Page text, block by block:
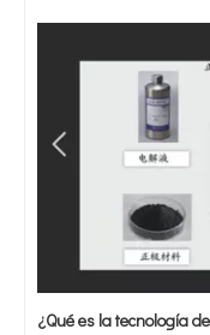
Actualmente, la